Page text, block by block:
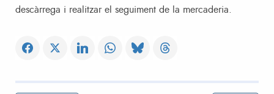
descàrrega i realitzar el seguiment de la mercaderia.